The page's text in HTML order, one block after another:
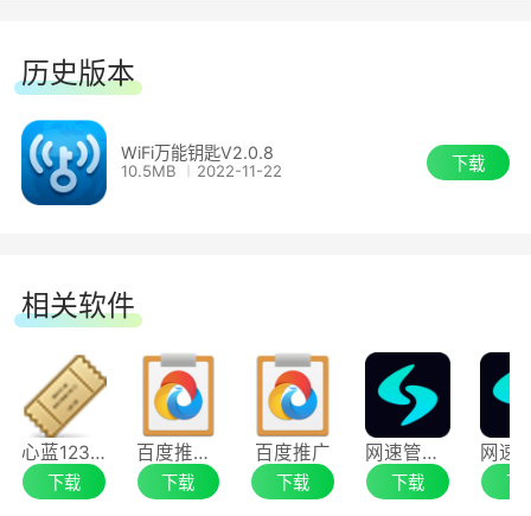
软件等维度，精准识别 WiFi的可信与风险特征，
为用户连接网络提供全面、细致的安全评估，守护
用户网络使用过程中的信息安全与网络环境安全。
提供可视化的周边 WiFi安全状态可视化能力，自
动扫描并清晰呈现周围所有 WiF热点的安全状态，
以不同颜色、标识区分可信与风险网络，让用户直
观掌握周边网络安全态势，无需专业知识，也能快
速识别危险，提前规避信息泄露、设备被入侵等隐
患，安全状态一目了然。
4.安装完成会有提示，点击【完成】，就可以
历史版本
WiFi万能钥匙V2.0.8
10.5MB 2022-11-22 下载
相关软件
心蓝12306订票助手
下载
百度推广助手
下载
百度推广
下载
网速管家Speedtest电脑版
下载 下